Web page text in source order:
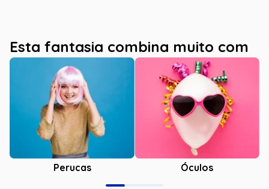
Esta fantasia combina muito com
Perucas Óculos